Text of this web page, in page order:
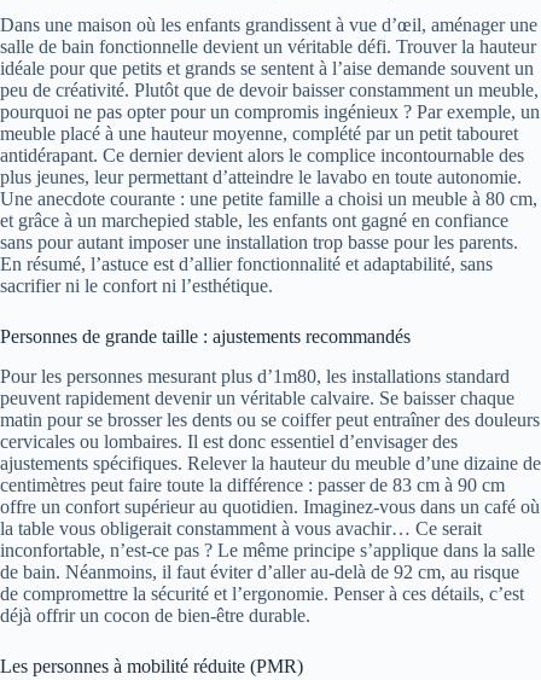
Dans une maison où les enfants grandissent à vue d’œil, aménager une
salle de bain fonctionnelle devient un véritable défi. Trouver la hauteur
idéale pour que petits et grands se sentent à l’aise demande souvent un
peu de créativité. Plutôt que de devoir baisser constamment un meuble,
pourquoi ne pas opter pour un compromis ingénieux ? Par exemple, un
meuble placé à une hauteur moyenne, complété par un petit tabouret
antidérapant. Ce dernier devient alors le complice incontournable des
plus jeunes, leur permettant d’atteindre le lavabo en toute autonomie.
Une anecdote courante : une petite famille a choisi un meuble à 80 cm,
et grâce à un marchepied stable, les enfants ont gagné en confiance
sans pour autant imposer une installation trop basse pour les parents.
En résumé, l’astuce est d’allier fonctionnalité et adaptabilité, sans
sacrifier ni le confort ni l’esthétique.
Personnes de grande taille : ajustements recommandés
Pour les personnes mesurant plus d’1m80, les installations standard
peuvent rapidement devenir un véritable calvaire. Se baisser chaque
matin pour se brosser les dents ou se coiffer peut entraîner des douleurs
cervicales ou lombaires. Il est donc essentiel d’envisager des
ajustements spécifiques. Relever la hauteur du meuble d’une dizaine de
centimètres peut faire toute la différence : passer de 83 cm à 90 cm
offre un confort supérieur au quotidien. Imaginez-vous dans un café où
la table vous obligerait constamment à vous avachir… Ce serait
inconfortable, n’est-ce pas ? Le même principe s’applique dans la salle
de bain. Néanmoins, il faut éviter d’aller au-delà de 92 cm, au risque
de compromettre la sécurité et l’ergonomie. Penser à ces détails, c’est
déjà offrir un cocon de bien-être durable.
Les personnes à mobilité réduite (PMR)